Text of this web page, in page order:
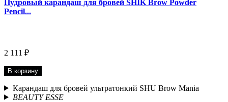
Пудровый карандаш для бровей SHIK Brow Powder
Pencil...
2 111 ₽
В корзину
Карандаш для бровей ультратонкий SHU Brow Mania
BEAUTY ESSE